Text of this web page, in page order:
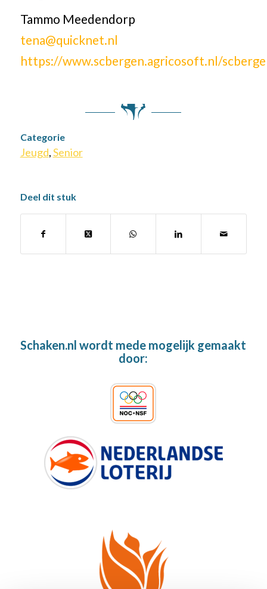
Tammo Meedendorp
tena@quicknet.nl
https://www.scbergen.agricosoft.nl/
Categorie
Jeugd,Senior
Deel dit stuk
Schaken.nl wordt mede mogelijk gemaakt
door: